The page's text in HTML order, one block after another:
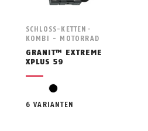
SCHLOSS-KETTEN-
KOMBI - MOTORRAD
GRANIT™ EXTREME
XPLUS 59
black
6 VARIANTEN